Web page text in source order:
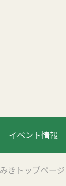
イベント情報
きトップページ